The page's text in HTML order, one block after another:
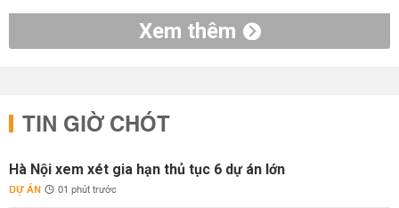
Xem thêm
TIN GIỜ CHÓT
Hà Nội xem xét gia hạn thủ tục 6 dự án lớn
DỰ ÁN 01 phút trước